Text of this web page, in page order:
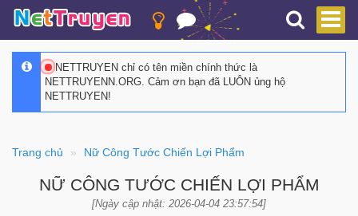
NETTRUYEN chỉ có tên miền chính thức là
NETTRUYENN.ORG. Cảm ơn bạn đã LUÔN ủng hộ
NETTRUYEN!
Trang chủ Nữ Công Tước Chiến Lợi Phẩm
NỮ CÔNG TƯỚC CHIẾN LỢI PHẨM
[Ngày cập nhật: 2026-04-04 23:57:54]